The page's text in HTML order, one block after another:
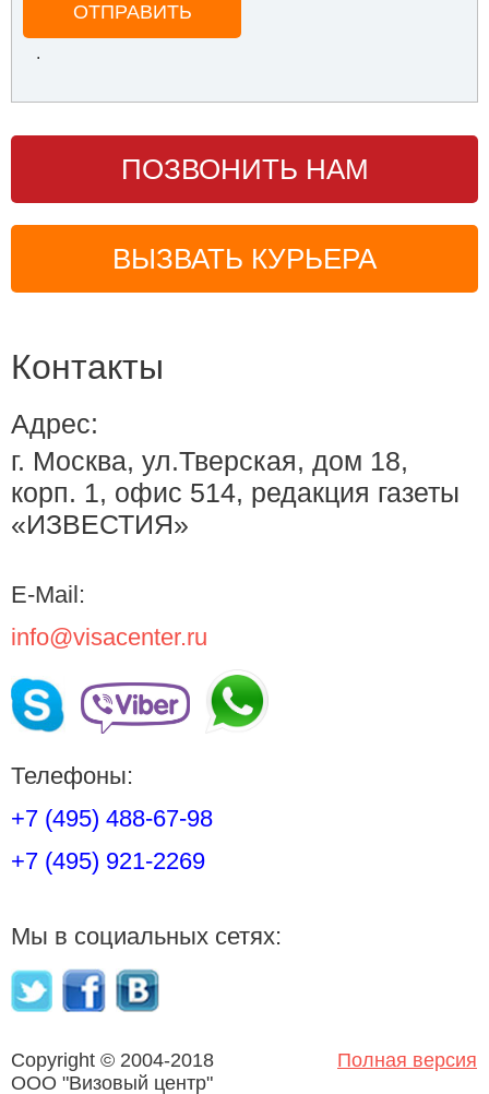
ОТПРАВИТЬ
.
ПОЗВОНИТЬ НАМ
ВЫЗВАТЬ КУРЬЕРА
Контакты
Адрес:
г. Москва, ул.Тверская, дом 18,
корп. 1, офис 514, редакция газеты
«ИЗВЕСТИЯ»
E-Mail:
info@visacenter.ru
Телефоны:
+7 (495) 488-67-98
+7 (495) 921-2269
Мы в социальных сетях:
Copyright © 2004-2018
OOO "Визовый центр"
Полная версия